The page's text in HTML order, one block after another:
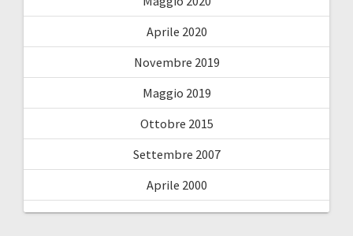
Aprile 2020
Novembre 2019
Maggio 2019
Ottobre 2015
Settembre 2007
Aprile 2000